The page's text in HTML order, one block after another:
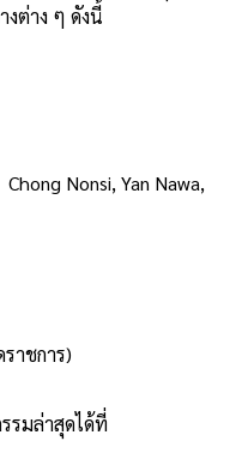
งต่าง ๆ ดังนี้
Nonsi, Yan Nawa,
าชการ)
รมล่าสุดได้ที่